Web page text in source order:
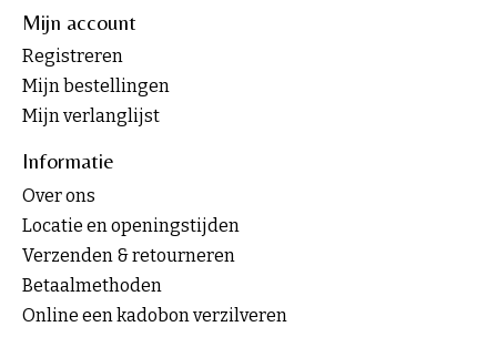
Mijn account
Registreren
Mijn bestellingen
Mijn verlanglijst
Informatie
Over ons
Locatie en openingstijden
Verzenden & retourneren
Betaalmethoden
Online een kadobon verzilveren